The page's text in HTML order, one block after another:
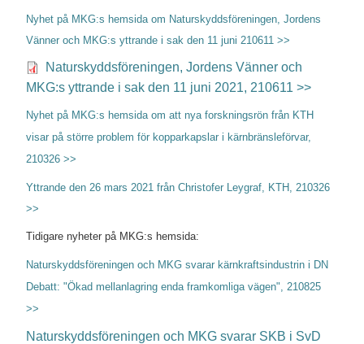
Nyhet på MKG:s hemsida om Naturskyddsföreningen, Jordens
Vänner och MKG:s yttrande i sak den 11 juni 210611 >>
Naturskyddsföreningen, Jordens Vänner och
MKG:s yttrande i sak den 11 juni 2021, 210611 >>
Nyhet på MKG:s hemsida om att nya forskningsrön från KTH
visar på större problem för kopparkapslar i kärnbränsleförvar,
210326 >>
Yttrande den 26 mars 2021 från Christofer Leygraf, KTH, 210326
>>
Tidigare nyheter på MKG:s hemsida:
Naturskyddsföreningen och MKG svarar kärnkraftsindustrin i DN
Debatt: "Ökad mellanlagring enda framkomliga vägen", 210825
>>
Naturskyddsföreningen och MKG svarar SKB i SvD